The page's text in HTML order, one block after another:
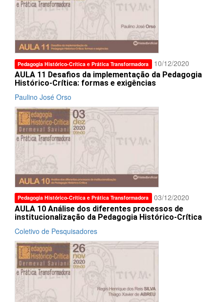
Pedagogia Histórico-Crítica e Prática Transformadora 10/12/2020
AULA 11 Desafios da implementação da Pedagogia
Histórico-Crítica: formas e exigências
Paulino José Orso
Pedagogia Histórico-Crítica e Prática Transformadora 03/12/2020
AULA 10 Análise dos diferentes processos de
institucionalização da Pedagogia Histórico-Crítica
Coletivo de Pesquisadores